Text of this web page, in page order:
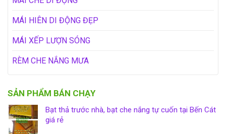
MÁI HIÊN DI ĐỘNG ĐẸP
MÁI XẾP LƯỢN SÓNG
RÈM CHE NẮNG MƯA
SẢN PHẨM BÁN CHẠY
Bạt thả trước nhà, bạt che nắng tự cuốn tại Bến Cát
giá rẻ